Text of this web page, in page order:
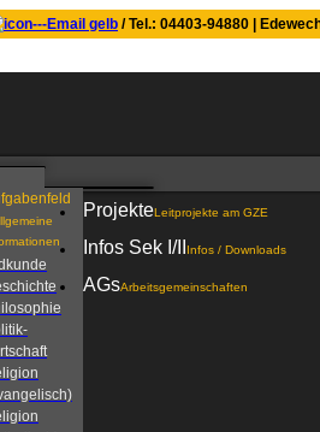
/ Tel.: 04403-94880 |
ProjekteLeitprojekte am GZE
Infos Sek I/II Infos / Downloads
AGsArbeitsgemeinschaften